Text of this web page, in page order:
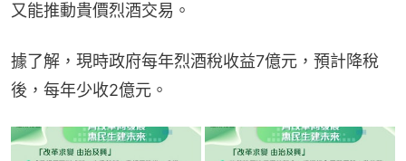
又能推動貴價烈酒交易。
據了解，現時政府每年烈酒稅收益7億元，預計降稅
後，每年少收2億元。